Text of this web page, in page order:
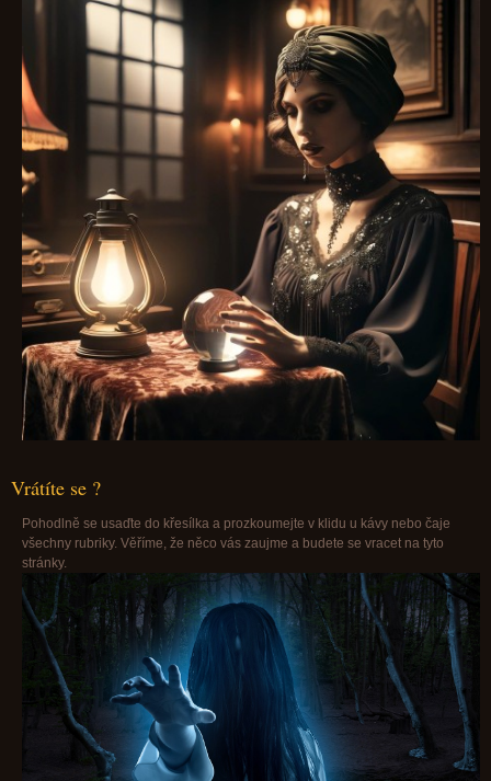
Vrátíte se ?
Pohodlně se usaďte do křesílka a prozkoumejte v klidu u kávy nebo čaje
všechny rubriky. Věříme, že něco vás zaujme a budete se vracet na tyto
stránky.